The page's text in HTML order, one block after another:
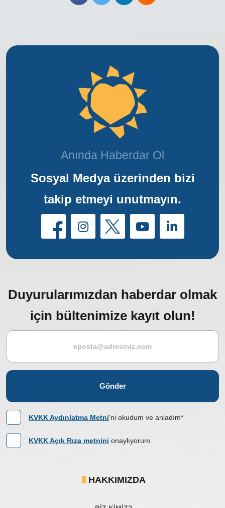
Anında Haberdar Ol
Sosyal Medya üzerinden bizi
takip etmeyi unutmayın.
Duyurularımızdan haberdar olmak
için bültenimize kayıt olun!
Gönder
KVKK Aydınlatma Metni'ni okudum ve anladım*
KVKK Açık Rıza metnini onaylıyorum
HAKKIMIZDA